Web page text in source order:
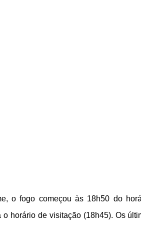
o fogo começou às 18h50 do
horário de visitação (18h45). Os